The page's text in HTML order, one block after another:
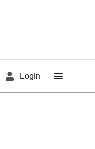
Login